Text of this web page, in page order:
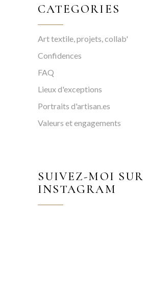
CATEGORIES
Art textile, projets, collab'
Confidences
FAQ
Lieux d'exceptions
Portraits d'artisan.es
Valeurs et engagements
SUIVEZ-MOI SUR
INSTAGRAM